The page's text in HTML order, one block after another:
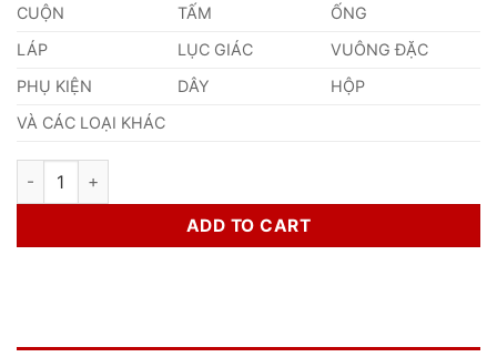
CUỘN TẤM
ỐNG
LÁP
LỤC GIÁC
VUÔNG ĐẶC
PHỤ KIỆN
DÂY
HỘP
VÀ CÁC LOẠI KHÁC
Inox Lục Giác Phi 95 quantity
ADD TO CART